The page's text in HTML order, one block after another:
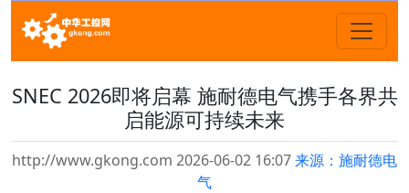
SNEC 2026即将启幕 施耐德电气携手各界共
启能源可持续未来
http://www.gkong.com 2026-06-02 16:07来源：施耐德电
气